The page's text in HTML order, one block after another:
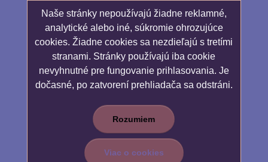
Naše stránky nepoužívajú žiadne reklamné,
analytické alebo iné, súkromie ohrozujúce
cookies. Žiadne cookies sa nezdieľajú s tretími
stranami. Stránky používajú iba cookie
nevyhnutné pre fungovanie prihlasovania. Je
dočasné, po zatvorení prehliadača sa odstráni.
Rozumiem
Viac o cookies